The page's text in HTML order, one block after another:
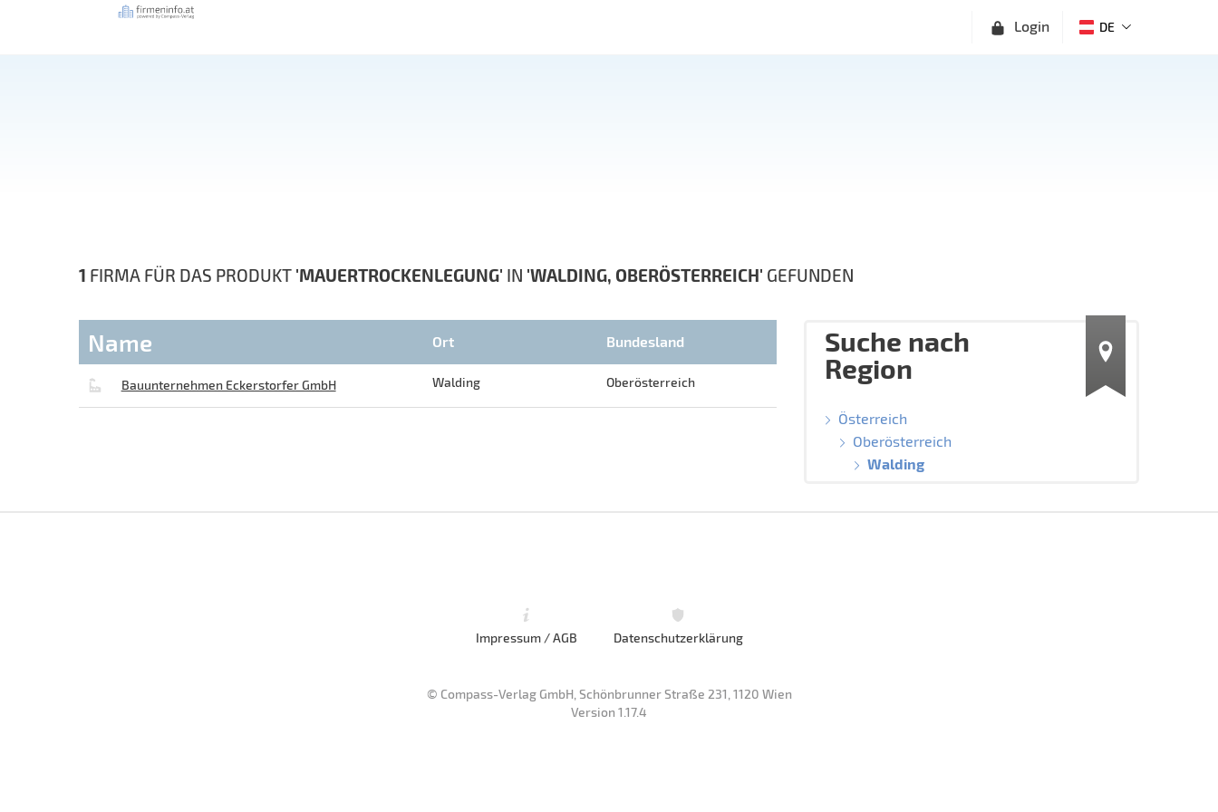
Login DE
1 FIRMA FÜR DAS PRODUKT 'MAUERTROCKENLEGUNG' IN 'WALDING, OBERÖSTERREICH' GEFUNDEN
Name Ort Bundesland
Bauunternehmen Eckerstorfer GmbH Walding Oberösterreich
Suche nach
Region
Österreich
Oberösterreich
Walding
Impressum / AGB Datenschutzerklärung
© Compass-Verlag GmbH, Schönbrunner Straße 231, 1120 Wien
Version 1.17.4